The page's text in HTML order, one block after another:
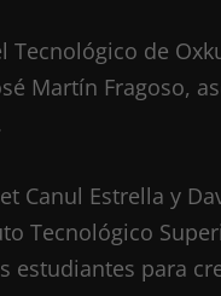
de
Martín Fragoso,
Canul Estrella y
Tecnológico
estudiantes para